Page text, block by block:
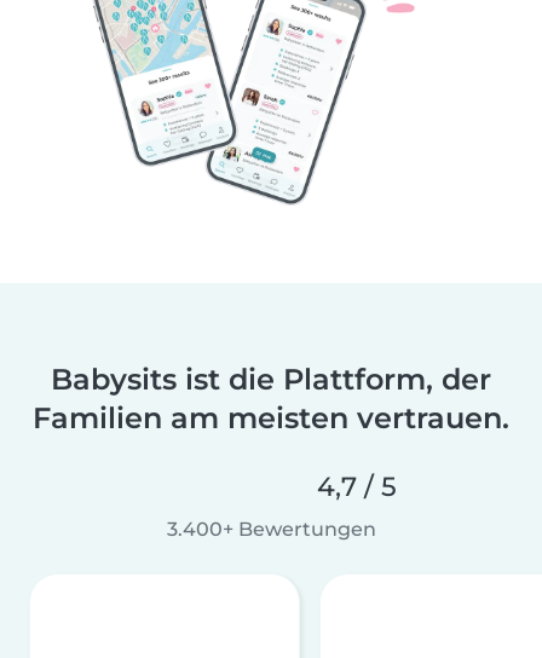
Babysits ist die Plattform, der
Familien am meisten vertrauen.
4,7 / 5
3.400+ Bewertungen